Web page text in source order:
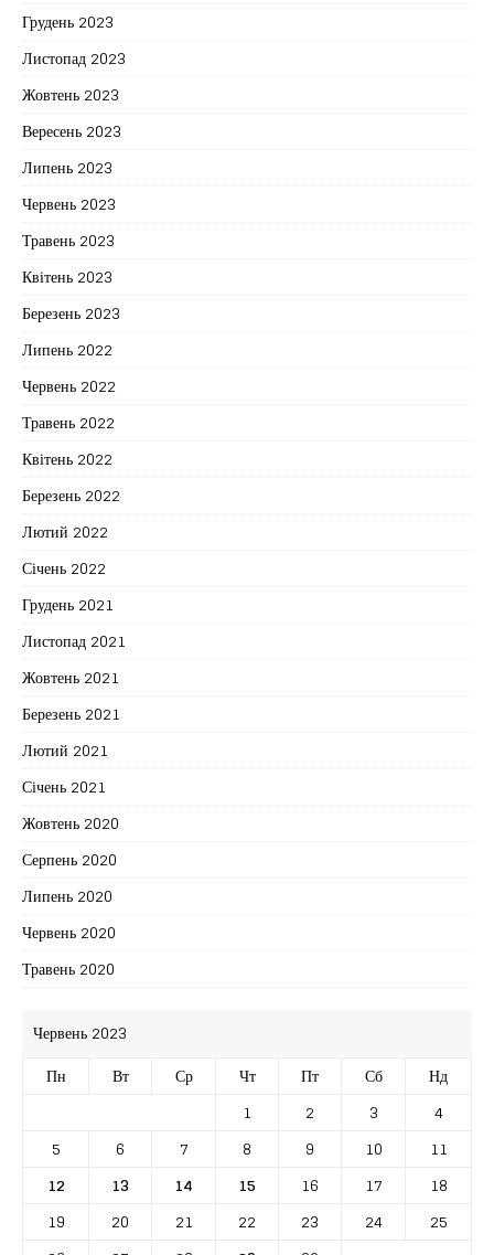
Грудень 2023
Листопад 2023
Жовтень 2023
Вересень 2023
Липень 2023
Червень 2023
Травень 2023
Квітень 2023
Березень 2023
Липень 2022
Червень 2022
Травень 2022
Квітень 2022
Березень 2022
Лютий 2022
Січень 2022
Грудень 2021
Листопад 2021
Жовтень 2021
Березень 2021
Лютий 2021
Січень 2021
Жовтень 2020
Серпень 2020
Липень 2020
Червень 2020
Травень 2020
Червень 2023
Пн
Вт Ср Чт Пт Сб
Нд
1
2 3
4
5
6 7 8 9 10
11
12
13 14 15 16 17
18
19
20 21 22 23 24
25